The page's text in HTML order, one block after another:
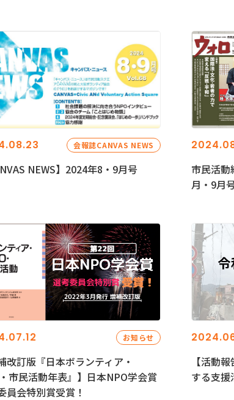
会報誌CANVAS NEWS
NEWS】2024年8・9月号
市民活
月・9月
お知らせ
改訂版『日本ボランティア・
市民活動年表』】日本NPO学会賞
員会特別賞受賞！
【活動
する支援